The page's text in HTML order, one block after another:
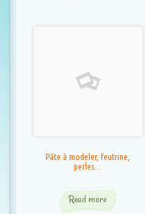
Pâte à modeler, feutrine,
perles…
Read more